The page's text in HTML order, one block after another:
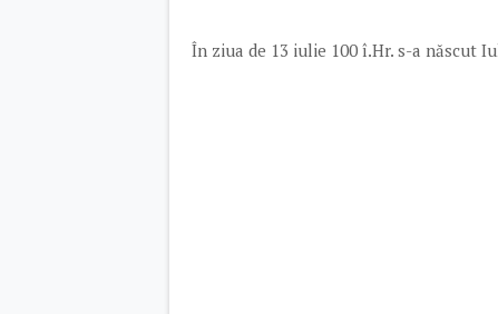
În ziua de 13 iulie 100 î.Hr. s-a născut